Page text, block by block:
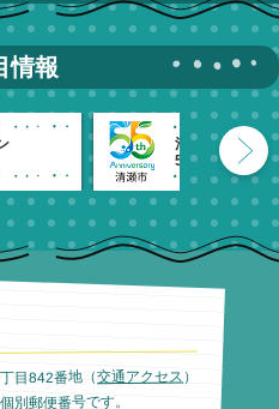
情報
清瀬市
55周年記念
目842番地（交通アクセス ）
別郵便番号です。